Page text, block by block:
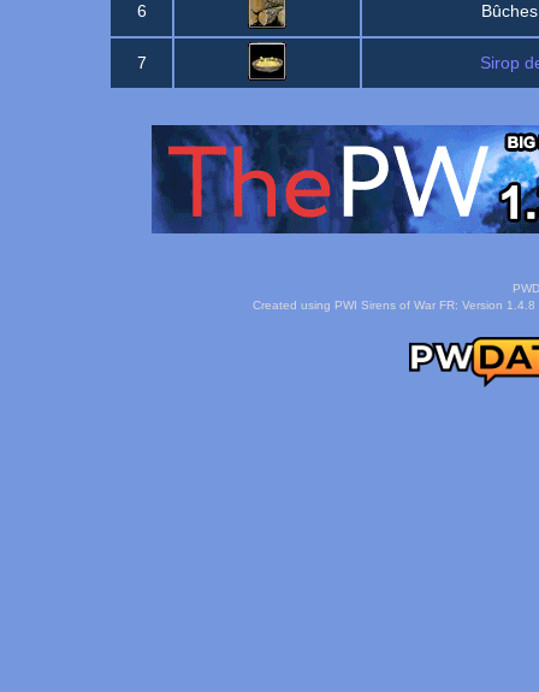
6
7 Sirop
Created using PWI Sirens of War FR: Version